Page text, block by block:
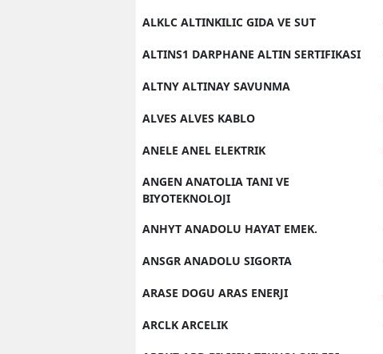
ALKLC ALTINKILIC GIDA VE SUT
ALTINS1 DARPHANE ALTIN SERTIFIKASI
ALTNY ALTINAY SAVUNMA
ALVES ALVES KABLO
ANELE ANEL ELEKTRIK
ANGEN ANATOLIA TANI VE
BIYOTEKNOLOJI
ANHYT ANADOLU HAYAT EMEK.
ANSGR ANADOLU SIGORTA
ARASE DOGU ARAS ENERJI
ARCLK ARCELIK